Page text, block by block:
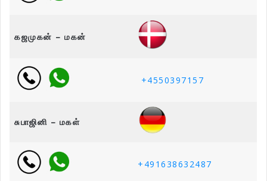
கஜமுகன் – மகன்
+4550397157
சுபாஜினி – மகள்
+491638632487